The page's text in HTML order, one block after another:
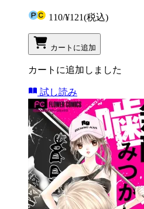
110/¥121(税込)
カートに追加
カートに追加しました
試し読み